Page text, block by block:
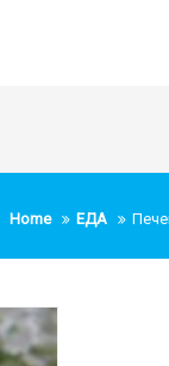
Home ЕДА